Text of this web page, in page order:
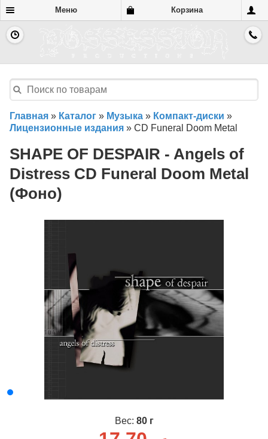
Меню Корзина
Главная » Каталог » Музыка » Компакт-диски »
Лицензионные издания » CD Funeral Doom Metal
SHAPE OF DESPAIR - Angels of
Distress CD Funeral Doom Metal
(Фоно)
Вес: 80 г